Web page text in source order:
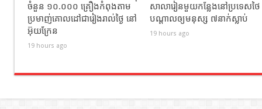
ចំនួន ១០.០០០ គ្រឿងកំពុងតាម
ប្រមាញ់គោលដៅជារៀងរាល់ថ្ងៃ នៅ
អ៊ុយក្រែន
19 hours ago
សាលារៀនមួយកន្លែងនៅប្រទេសថៃ
បណ្តាលឲ្យមនុស្ស ៧នាក់ស្លាប់
19 hours ago